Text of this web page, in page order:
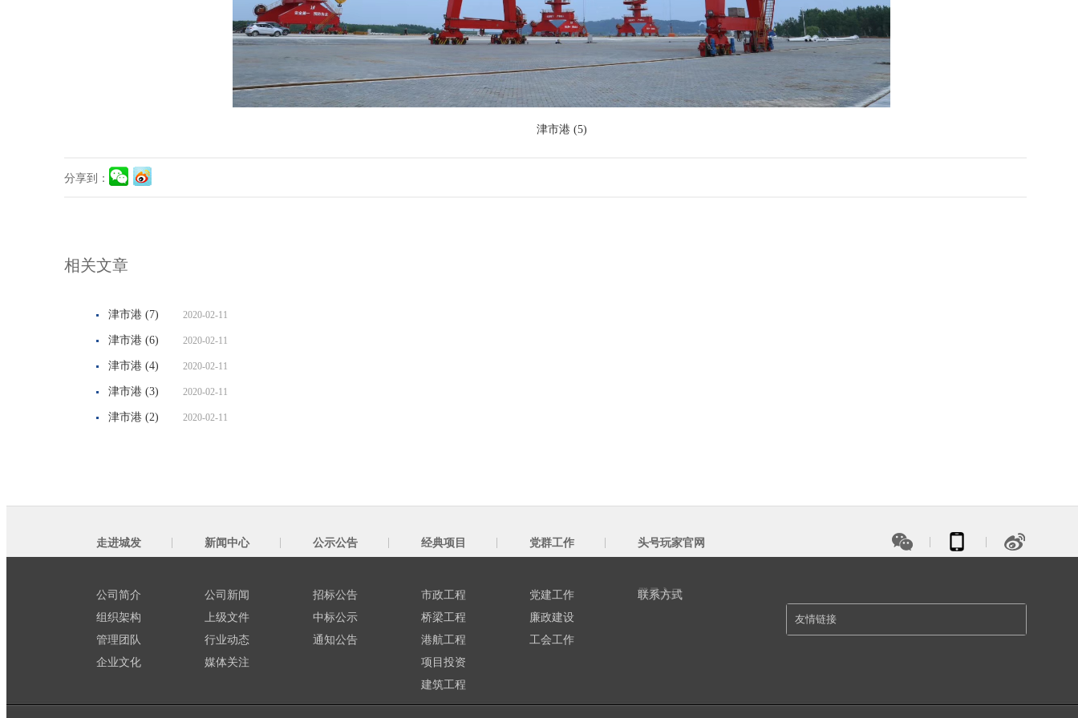
津市港 (5)
分享到：
相关文章
津市港 (7) 2020-02-11
津市港 (6) 2020-02-11
津市港 (4) 2020-02-11
津市港 (3) 2020-02-11
津市港 (2) 2020-02-11
走进城发
公司简介
组织架构
管理团队
企业文化
新闻中心
公司新闻
上级文件
行业动态
媒体关注
公示公告
招标公告
中标公示
通知公告
经典项目
市政工程
桥梁工程
港航工程
项目投资
建筑工程
党群工作
党建工作
廉政建设
工会工作
头号玩家官网
登录入口
联系方式